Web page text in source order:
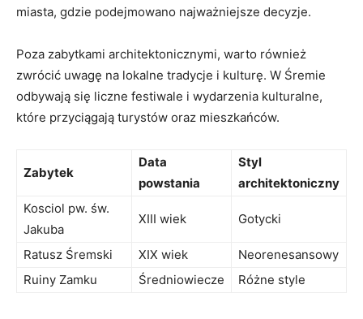
⁤miasta, gdzie ‌podejmowano najważniejsze ‌decyzje.
Poza zabytkami architektonicznymi, warto również
zwrócić⁣ uwagę⁤ na lokalne tradycje ‍i kulturę. W Śremie
odbywają się ‌liczne ⁣festiwale i wydarzenia‍ kulturalne,
które‌ przyciągają‌ turystów oraz mieszkańców.
Zabytek
Data
powstania
Styl
architektoniczny
Kosciol pw. św.
Jakuba
XIII wiek Gotycki
Ratusz Śremski XIX wiek
Neorenesansowy
Ruiny Zamku
Średniowiecze Różne⁣ style